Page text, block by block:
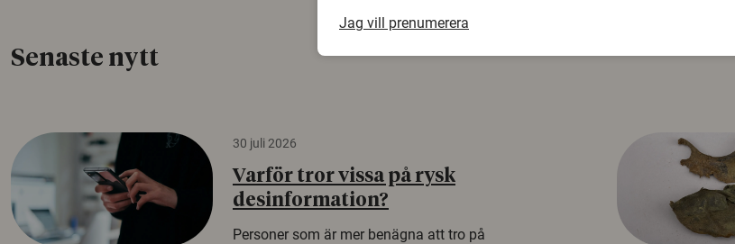
Senaste nytt
30 juli 2026
Varför tror vissa på rysk
desinformation?
Personer som är mer benägna att tro på
Jag vill prenumerera